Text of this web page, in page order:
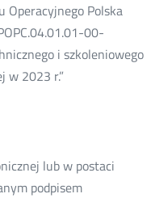
Operacyjnego Polska
00-
i szkoleniowego
w 2023 r.”
lub w postaci
podpisem